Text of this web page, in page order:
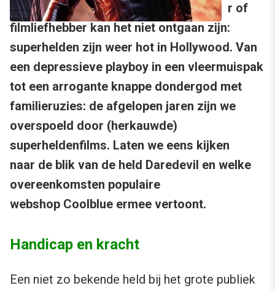
r of
filmliefhebber kan het niet ontgaan zijn:
superhelden zijn weer hot in Hollywood. Van
een depressieve playboy in een vleermuispak
tot een arrogante knappe dondergod met
familieruzies: de afgelopen jaren zijn we
overspoeld door (herkauwde)
superheldenfilms. Laten we eens kijken
naar de blik van de held Daredevil en welke
overeenkomsten populaire
webshop Coolblue ermee vertoont.
Handicap en kracht
Een niet zo bekende held bij het grote publiek